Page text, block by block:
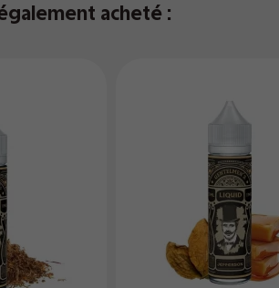
acheté :